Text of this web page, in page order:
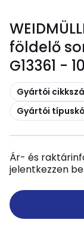
földelő
G13361 -
Másolás
Gyártói
Másolás
Gyártói
Ár- és
jelentkezzen